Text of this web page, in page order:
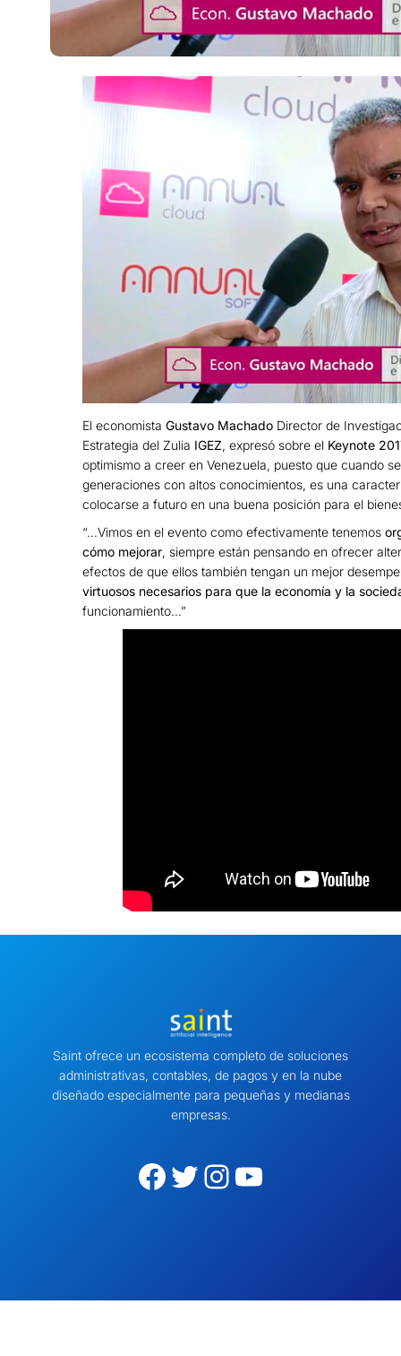
El economista Gustavo MachadoDirector de
Estrategia del Zulia IGEZ, expresó sobre el Keynote
optimismo a creer en Venezuela, puesto que cuando
generaciones con altos conocimientos, es una
colocarse a futuro en una buena posición para el
“…Vimos en el evento como efectivamente tenemos
cómo mejorar, siempre están pensando en ofrecer
efectos de que ellos también tengan un mejor
virtuosos necesarios para que la economía y la
funcionamiento…”
Saint ofrece un ecosistema completo de soluciones
administrativas, contables, de pagos y en la nube
diseñado especialmente para pequeñas y medianas
empresas.
Facebook Twitter Instagram YouTube